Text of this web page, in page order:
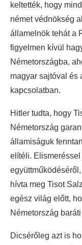
keltették, hogy
német védnökség
államelnök tehát a
figyelmen kívül
Németországba,
magyar sajtóval és
kapcsolatban.
Hitler tudta, hogy
Németország
államiságuk
elítéli.
hívta meg Tisot
egész világ előtt,
Németország
Dicsérőleg azt is